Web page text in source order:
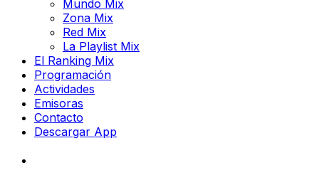
Mundo Mix
Zona Mix
Red Mix
La Playlist Mix
El Ranking Mix
Programación
Actividades
Emisoras
Contacto
Descargar App